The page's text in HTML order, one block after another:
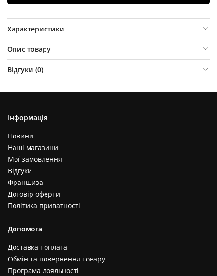
Характеристики
Опис товару
Відгуки (0)
Інформація
Новини
Наші магазини
Мої замовлення
Відгуки
Франшиза
Договір оферти
Політика приватності
Допомога
Доставка і оплата
Обмін та повернення товару
Програма лояльності